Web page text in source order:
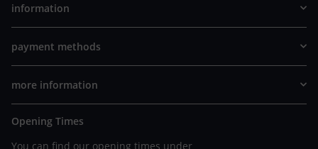
information
payment methods
more information
Opening Times
You can find our opening times under